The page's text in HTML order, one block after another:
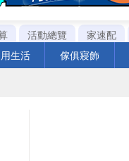
活動總覽 家速配
生活 傢俱寢飾